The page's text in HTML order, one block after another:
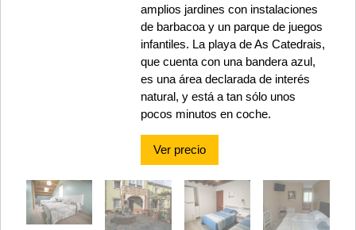
amplios jardines con instalaciones
de barbacoa y un parque de juegos
infantiles. La playa de As Catedrais,
que cuenta con una bandera azul,
es una área declarada de interés
natural, y está a tan sólo unos
pocos minutos en coche.
Ver precio